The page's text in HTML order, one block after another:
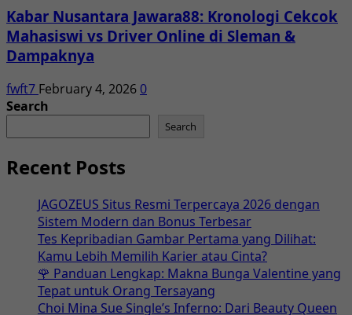
Kabar Nusantara Jawara88: Kronologi Cekcok
Mahasiswi vs Driver Online di Sleman &
Dampaknya
fwft7 February 4, 2026 0
Search
Search
Recent Posts
JAGOZEUS Situs Resmi Terpercaya 2026 dengan
Sistem Modern dan Bonus Terbesar
Tes Kepribadian Gambar Pertama yang Dilihat:
Kamu Lebih Memilih Karier atau Cinta?
🌹 Panduan Lengkap: Makna Bunga Valentine yang
Tepat untuk Orang Tersayang
Choi Mina Sue Single’s Inferno: Dari Beauty Queen